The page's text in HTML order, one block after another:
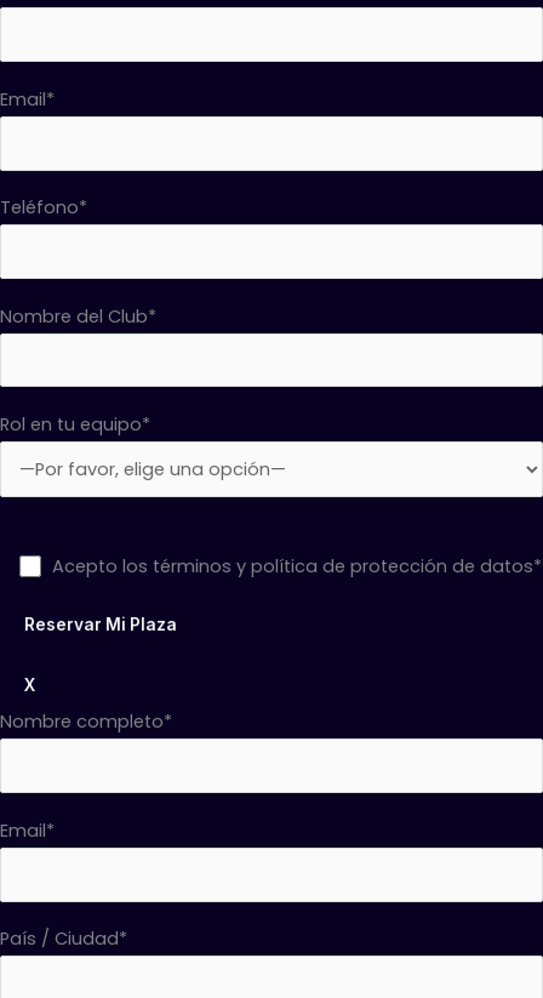
Email*
Teléfono*
Nombre del Club*
Rol en tu equipo*
Acepto los términos y política de protección de datos*
X
Nombre completo*
Email*
País / Ciudad*